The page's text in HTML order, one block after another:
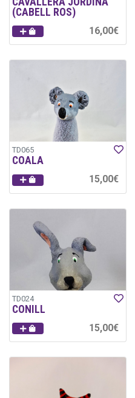
(CABELL ROS)
16,00€
TD065
COALA
15,00€
TD024
CONILL
15,00€